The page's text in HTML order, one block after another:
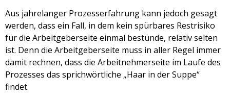
Aus jahrelanger Prozesserfahrung kann jedoch gesagt
werden, dass ein Fall, in dem kein spürbares Restrisiko
für die Arbeitgeberseite einmal bestünde, relativ selten
ist. Denn die Arbeitgeberseite muss in aller Regel immer
damit rechnen, dass die Arbeitnehmerseite im Laufe des
Prozesses das sprichwörtliche „Haar in der Suppe“
findet.